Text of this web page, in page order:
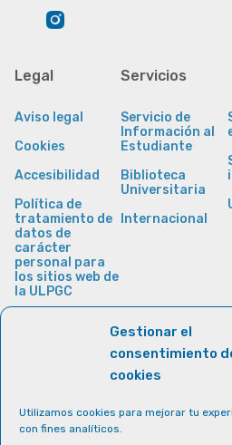
Gestionar el
consentimiento
cookies
Utilizamos cookies para mejorar tu
con fines analíticos.
Legal
Aviso legal
Cookies
Accesibilidad
Política de
tratamiento de
datos de
carácter
personal para
los sitios web de
la ULPGC
Servicios
Servicio de
Información al
Estudiante
Biblioteca
Universitaria
Internacional